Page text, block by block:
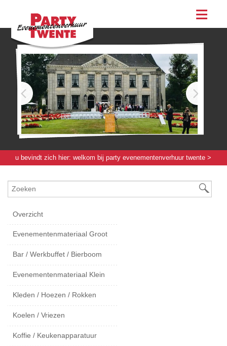
assortiment
evenementen
feesten
bestellen
contact
u bevindt zich hier: welkom bij party evenementenverhuur twente >
Overzicht
Evenementenmateriaal Groot
Bar / Werkbuffet / Bierboom
Evenementenmateriaal Klein
Kleden / Hoezen / Rokken
Koelen / Vriezen
Koffie / Keukenapparatuur